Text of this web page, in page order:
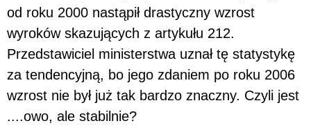
od roku 2000 nastąpił drastyczny wzrost
wyroków skazujących z artykułu 212.
Przedstawiciel ministerstwa uznał tę statystykę
za tendencyjną, bo jego zdaniem po roku 2006
wzrost nie był już tak bardzo znaczny. Czyli jest
....owo, ale stabilnie?